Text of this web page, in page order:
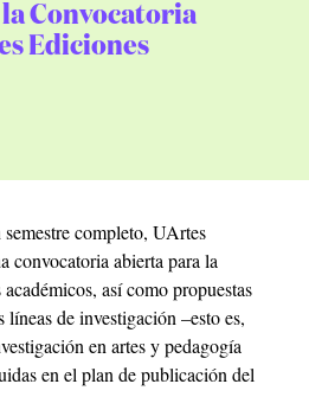
Convocatoria
Ediciones
completo, UArtes
convocatoria abierta para la
así como propuestas
líneas de investigación –esto es,
en artes y pedagogía
en el plan de publicación del